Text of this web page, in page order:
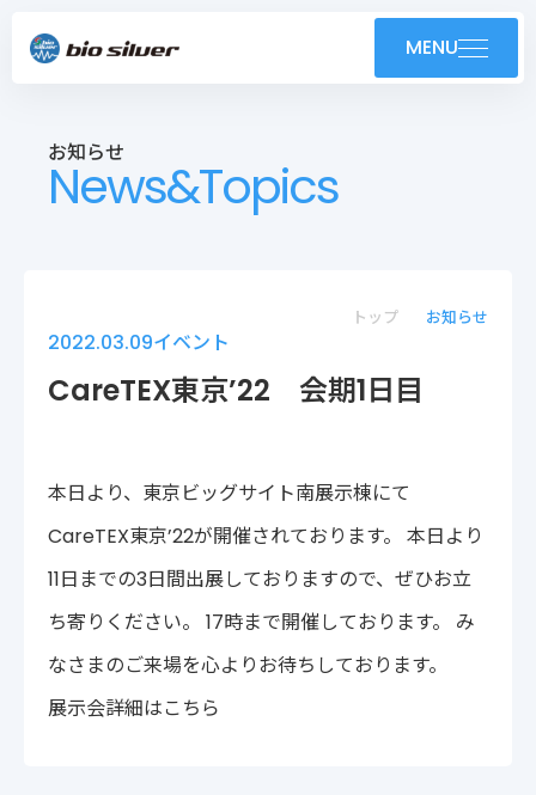
MENU
製品紹介
技術紹介・OEM
会社案内
株式会社バイオシルバー
〒222-0033
神奈川県横浜市港北区新横浜2-14-4 シルバービル1F
プライバシーポリシー
免責事項
各種サービス利用規約
お知らせ
News&Topics
トップ お知らせ
2022.03.09イベント
CareTEX東京’22 会期1日目
本日より、東京ビッグサイト南展示棟にて
CareTEX東京’22が開催されております。 本日より
11日までの3日間出展しておりますので、ぜひお立
ち寄りください。 17時まで開催しております。 み
なさまのご来場を心よりお待ちしております。
展示会詳細はこちら